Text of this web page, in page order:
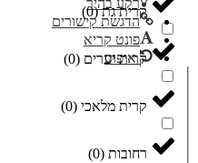
קרית גת(
0
)
קרית יערים (
0
)
קרית מלאכי (
0
)
רחובות (
0
)
רקע בהיר
הדגשת קישורים
פונט קריא
איפוס